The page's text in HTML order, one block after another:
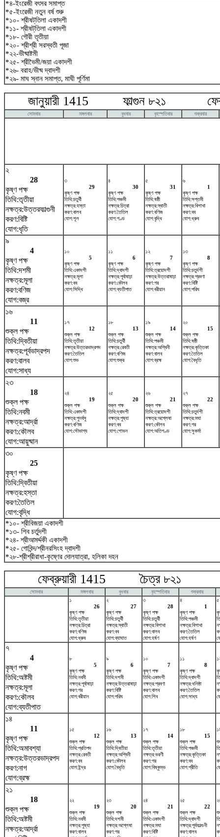
*৪-ইংরেজী বৎসর সমাপ্ত
*৫-ইংরেজী নতুন বর্ষ শুরু
*১০- শ্রীষট্‌তিলা একাদশী
*১১- শ্রীষট্‌তিলা একাদশী
*১৮- গৌরী তৃতীয়া
*২০- শ্রীশ্রী সরস্বতী পূজা
*২২-ভীষ্মাষ্টমী
*২৫- শ্রীভৈমী/জয়া একাদশী
*২৬- বরাহ/ভীষ্ম দ্বাদশী
*২৯- মাঘ স্নান সমাপ্ত, মাঘী পূর্ণিমা
জানুয়ারী 1415 ফাল্গুন ৮২১
সোমবার মঙ্গলবার বুধবার বৃহস্পতিবার শুক্রবার
২
28
কৃষ্ণ পক্ষ
তিথি:তৃতীয়া
নক্ষত্র:উত্তরফাল্গুনী
করণ:বিষ্টি
যোগ:ধৃতি
৩
29
কৃষ্ণ পক্ষ
তিথি:চতুর্থী
নক্ষত্র:হস্তা
করণ:বালব
যোগ:শূল
৪
30
কৃষ্ণ পক্ষ
তিথি:পঞ্চমী
নক্ষত্র:চিত্রা
করণ:তৈতিল
যোগ:গণ্ড
৫
31
কৃষ্ণ পক্ষ
তিথি:ষষ্ঠী
নক্ষত্র:স্বাতী
করণ:বণিজ
যোগ:বৃদ্ধি
৬
1
কৃষ্ণ পক্ষ
তিথি:সপ্তমী
নক্ষত্র:বিশাখা
করণ:বব
যোগ:ধ্রুব
৯
4
কৃষ্ণ পক্ষ
তিথি:দশমী
নক্ষত্র:মূলা
করণ:বণিজ
যোগ:বজ্র
১০
5
কৃষ্ণ পক্ষ
তিথি:একাদশী
নক্ষত্র:মূলা
করণ:বব
যোগ:সিদ্ধি
১১
6
কৃষ্ণ পক্ষ
তিথি:দ্বাদশী
নক্ষত্র:পূর্বাষাঢ়া
করণ:কৌলব
যোগ:ব্যতীপাত
১২
7
কৃষ্ণ পক্ষ
তিথি:ত্রয়োদশী
নক্ষত্র:উত্তরাষাঢ়া
করণ:গর
যোগ:বরীয়ান
১৩
8
কৃষ্ণ পক্ষ
তিথি:চতুর্দশী
নক্ষত্র:শ্রবণা
করণ:বিষ্টি
যোগ:পরিঘ
১৬
11
শুক্ল পক্ষ
তিথি:দ্বিতীয়া
নক্ষত্র:পূর্বভাদ্রপদ
করণ:বালব
যোগ:সাধ্য
১৭
12
শুক্ল পক্ষ
তিথি:তৃতীয়া
নক্ষত্র:উত্তরভাদ্রপদ
করণ:তৈতিল
যোগ:শুভ
১৮
13
শুক্ল পক্ষ
তিথি:চতুর্থী
নক্ষত্র:রেবতী
করণ:বণিজ
যোগ:শুক্র
১৯
14
শুক্ল পক্ষ
তিথি:পঞ্চমী
নক্ষত্র:অশ্বিনী
করণ:বালব
যোগ:ব্রহ্ম
২০
15
শুক্ল পক্ষ
তিথি:ষষ্ঠী
নক্ষত্র:কৃত্তিকা
করণ:তৈতিল
যোগ:বৈধৃতি
২৩
18
শুক্ল পক্ষ
তিথি:নবমী
নক্ষত্র:আর্দ্রা
করণ:কৌলব
যোগ:আয়ুষ্মান
২৪
19
শুক্ল পক্ষ
তিথি:একাদশী
নক্ষত্র:পুনর্বসু
করণ:বণিজ
যোগ:সৌভাগ্য
২৫
20
শুক্ল পক্ষ
তিথি:দ্বাদশী
নক্ষত্র:পুষ্যা
করণ:বব
যোগ:শোভন
২৬
21
শুক্ল পক্ষ
তিথি:ত্রয়োদশী
নক্ষত্র:অশ্লেষা
করণ:কৌলব
যোগ:অতিগণ্ড
২৭
22
শুক্ল পক্ষ
তিথি:চতুর্দশী
নক্ষত্র:মঘা
করণ:গর
যোগ:সুকর্মা
৩০
25
কৃষ্ণ পক্ষ
তিথি:দ্বিতীয়া
নক্ষত্র:হস্তা
করণ:তৈতিল
যোগ:বৃদ্ধি
*১০- শ্রীবিজয়া একাদশী
*১৩- শিব চর্তুদশী
*২৪- শ্রীআমর্দ্দকী একাদশী
*২৫- গোবিন্দ/শ্রীনরসিংহ দ্বাদশী
*২৮-শ্রীশ্রীরাধা-কৃষ্ণের দোলযাত্রা, হলিকা দহন
ফেব্রুয়ারী 1415 চৈত্র ৮২১
সোমবার মঙ্গলবার বুধবার বৃহস্পতিবার
শুক্রবার
১
26
কৃষ্ণ পক্ষ
তিথি:তৃতীয়া
নক্ষত্র:চিত্রা
করণ:বণিজ
যোগ:ধ্রুব
২
27
কৃষ্ণ পক্ষ
তিথি:চতুর্থী
নক্ষত্র:স্বাতী
করণ:বব
যোগ:ব্যাঘাত
৩
28
কৃষ্ণ পক্ষ
তিথি:চতুর্থী
নক্ষত্র:বিশাখা
করণ:বালব
যোগ:হর্ষণ
৪
1
কৃষ্ণ পক্ষ
তিথি:পঞ্চমী
নক্ষত্র:বিশাখা
করণ:তৈতিল
যোগ:হর্ষণ
৫
৭
4
কৃষ্ণ পক্ষ
তিথি:অষ্টমী
নক্ষত্র:মূলা
করণ:কৌলব
যোগ:ব্যতীপাত
৮
5
কৃষ্ণ পক্ষ
তিথি:নবমী
নক্ষত্র:পূর্বাষাঢ়া
করণ:গর
যোগ:বরীয়ান
৯
6
কৃষ্ণ পক্ষ
তিথি:দশমী
নক্ষত্র:উত্তরাষাঢ়া
করণ:বিষ্টি
যোগ:পরিঘ
১০
7
কৃষ্ণ পক্ষ
তিথি:একাদশী
নক্ষত্র:শ্রবণা
করণ:বালব
যোগ:শিব
১১
8
কৃষ্ণ পক্ষ
তিথি:দ্বাদশী
নক্ষত্র:ধনিষ্ঠা
করণ:তৈতিল
যোগ:সাধ্য
১৪
11
কৃষ্ণ পক্ষ
তিথি:অমাবশ্যা
নক্ষত্র:উত্তরভাদ্রপদ
করণ:নাগ
যোগ:ব্রহ্ম
১৫
12
শুক্ল পক্ষ
তিথি:প্রতিপদ
নক্ষত্র:রেবতী
করণ:বব
যোগ:ইন্দ্র
১৬
13
শুক্ল পক্ষ
তিথি:দ্বিতীয়া
নক্ষত্র:অশ্বিনী
করণ:কৌলব
যোগ:বৈধৃতি
১৭
14
শুক্ল পক্ষ
তিথি:তৃতীয়া
নক্ষত্র:ভরণী
করণ:গর
যোগ:বিষ্কুম্ভ
১৮
15
শুক্ল পক্ষ
তিথি:পঞ্চমী
নক্ষত্র:কৃত্তিকা
করণ:বব
যোগ:প্রীতি
২১
18
শুক্ল পক্ষ
তিথি:অষ্টমী
নক্ষত্র:আর্দ্রা
২২
19
শুক্ল পক্ষ
তিথি:নবমী
নক্ষত্র:পুষ্যা
করণ:বালব
২৩
20
শুক্ল পক্ষ
তিথি:দশমী
নক্ষত্র:অশ্লেষা
করণ:গর
২৪
21
শুক্ল পক্ষ
তিথি:একাদশী
নক্ষত্র:মঘা
করণ:বিষ্টি
২৫
22
শুক্ল পক্ষ
তিথি:দ্বাদশী
নক্ষত্র:পূর্বফাল্গুনী
করণ:বালব